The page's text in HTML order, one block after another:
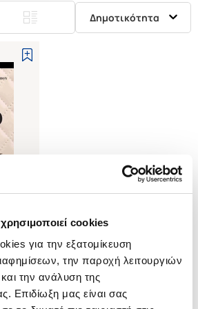
cookies
για την εξατομίκευση
την παροχή λειτουργιών
την ανάλυση της
Επιδίωξη μας είναι σας
Δημοτικότητα